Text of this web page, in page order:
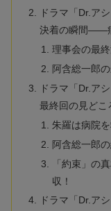
ドラマ「Dr.ア
決着の瞬間——
理事会の最
阿含総一郎
ドラマ「Dr.ア
最終回の見どこ
朱羅は病院
阿含総一郎
「約束」の
収！
ドラマ「Dr.ア